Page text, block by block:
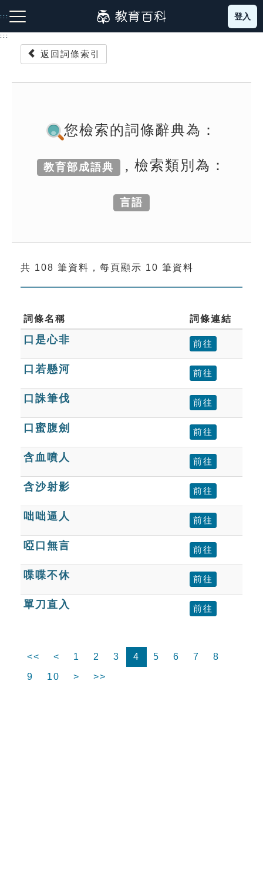
到
主
:::
成語故事
索引選單
單字索引
生命大百科索引
遊戲專區
教學應用
貓頭鷹博士
登入
:::
返回詞條索引
您檢索的詞條辭典為：
教育部成語典 , 檢索類別為：
言語
共 108 筆資料，每頁顯示 10 筆資料
詞條名稱 詞條連結
口是心非 前往
口若懸河 前往
口誅筆伐 前往
口蜜腹劍 前往
含血噴人 前往
含沙射影 前往
咄咄逼人 前往
啞口無言 前往
喋喋不休 前往
單刀直入 前往
<< < 1 2 3 4 5 6 7
8
9
10 > >>